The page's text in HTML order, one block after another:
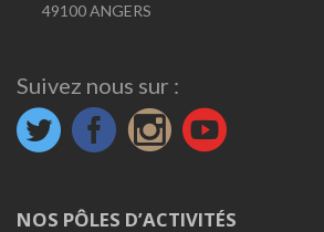
49100 ANGERS
Suivez nous sur :
NOS PÔLES D’ACTIVITÉS